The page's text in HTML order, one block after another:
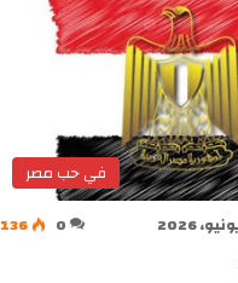
في حب مصر
0
136